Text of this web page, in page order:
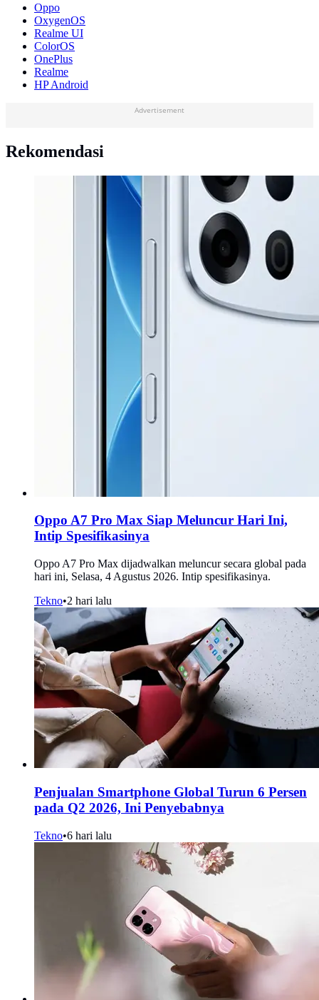
Oppo
OxygenOS
Realme UI
ColorOS
OnePlus
Realme
HP Android
Advertisement
Rekomendasi
Oppo A7 Pro Max Siap Meluncur Hari Ini,
Intip Spesifikasinya
Oppo A7 Pro Max dijadwalkan meluncur secara global pada
hari ini, Selasa, 4 Agustus 2026. Intip spesifikasinya.
Tekno•2 hari lalu
Penjualan Smartphone Global Turun 6 Persen
pada Q2 2026, Ini Penyebabnya
Tekno•6 hari lalu